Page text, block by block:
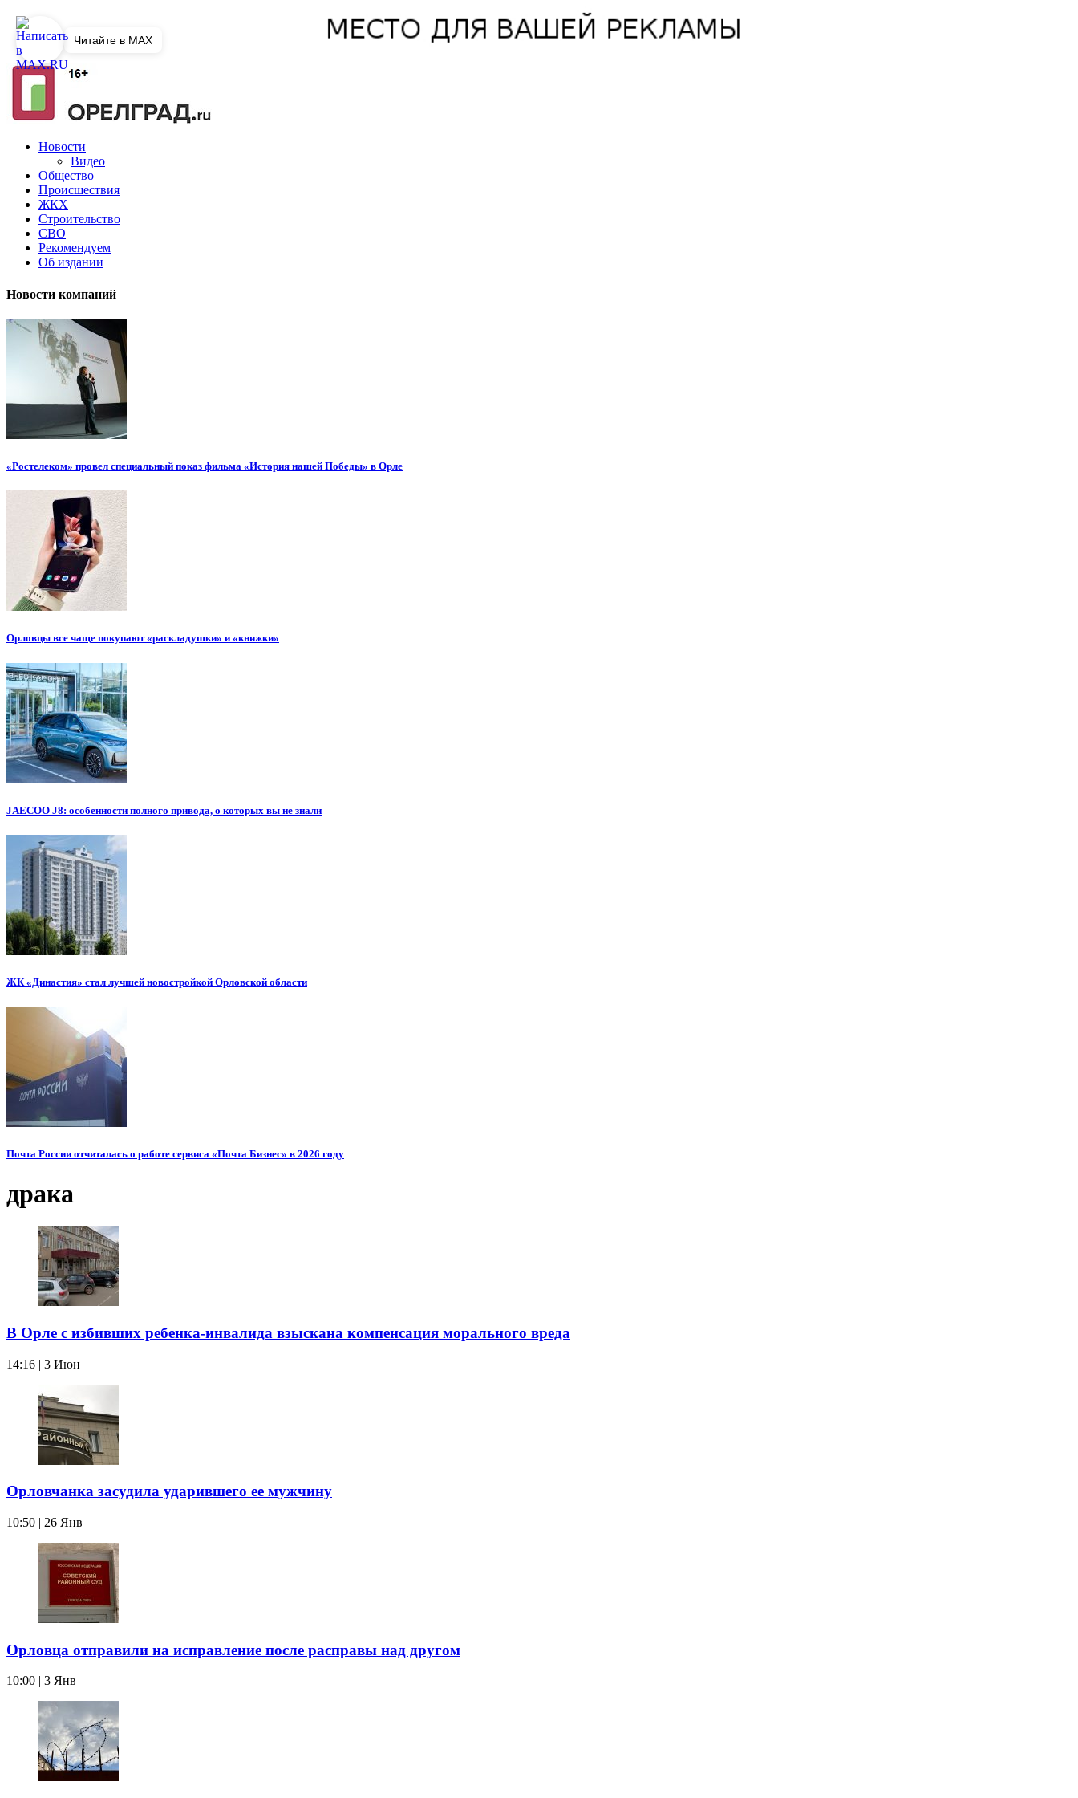
Новости
Видео
Общество
Происшествия
ЖКХ
Строительство
СВО
Рекомендуем
Об издании
Новости компаний
«Ростелеком» провел специальный показ фильма «История нашей Победы» в Орле
Орловцы все чаще покупают «раскладушки» и «книжки»
JAECOO J8: особенности полного привода, о которых вы не знали
ЖК «Династия» стал лучшей новостройкой Орловской области
Почта России отчиталась о работе сервиса «Почта Бизнес» в 2026 году
драка
В Орле с избивших ребенка-инвалида взыскана компенсация морального вреда
14:16 | 3 Июн
Орловчанка засудила ударившего ее мужчину
10:50 | 26 Янв
Орловца отправили на исправление после расправы над другом
10:00 | 3 Янв
Читайте в MAX